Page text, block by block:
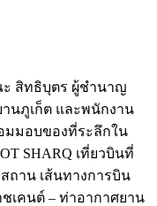
ะ สิทธิบุตร ผู้ชำนาญ
านภูเก็ต และพนักงาน
มมอบของที่ระลึกใน
SHARQ เที่ยวบินที่
ถาน เส้นทางการบิน
เคนต์ – ท่าอากาศยาน